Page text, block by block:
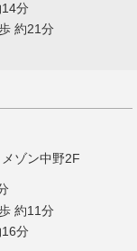
分
約21分
ゾン中野2F
約11分
分